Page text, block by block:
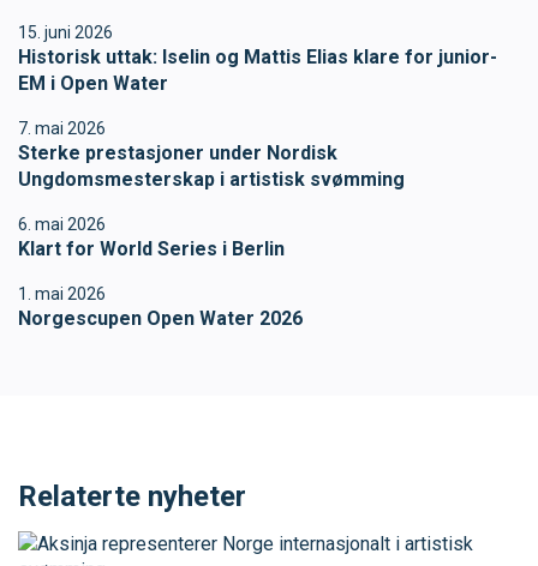
SVØM LANGT UTDANNING
MEDLEY.NO
FORBUNDSTINGET
15. juni 2026
Historisk uttak: Iselin og Mattis Elias klare for junior-
EM i Open Water
7. mai 2026
Sterke prestasjoner under Nordisk
Ungdomsmesterskap i artistisk svømming
6. mai 2026
Klart for World Series i Berlin
1. mai 2026
Norgescupen Open Water 2026
Relaterte nyheter